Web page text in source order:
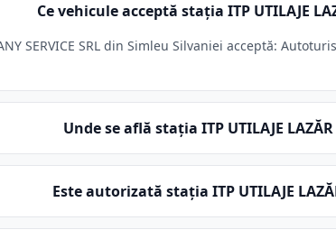
Ce vehicule acceptă stația ITP UTILAJE
SERVICE SRL din Simleu Silvaniei acceptă:
Unde se află stația ITP UTILAJE LAZĂR
Este autorizată stația ITP UTILAJE